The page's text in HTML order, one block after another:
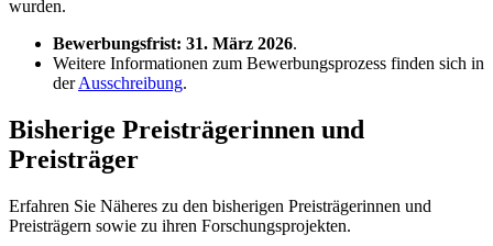
wurden.
Bewerbungsfrist: 31. März 2026.
Weitere Informationen zum Bewerbungsprozess finden sich in
derAusschreibung.
Bisherige Preisträgerinnen und
Preisträger
Erfahren Sie Näheres zu den bisherigen Preisträgerinnen und
Preisträgern sowie zu ihren Forschungsprojekten.